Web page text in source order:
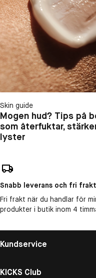
Skin guide
Mogen hud? Tips på
som återfuktar,
lyster
Snabb leverans och fri frakt
Fri frakt när du handlar för
produkter i butik inom 4
Kundservice
KICKS Club